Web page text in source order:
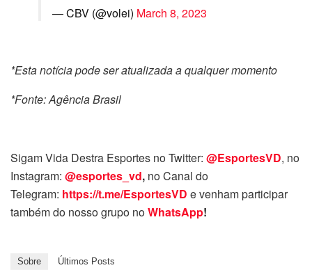
— CBV (@volei) March 8, 2023
*Esta notícia pode ser atualizada a qualquer momento
*Fonte: Agência Brasil
Sigam Vida Destra Esportes no Twitter: @EsportesVD, no
Instagram: @esportes_vd, no Canal do
Telegram: https://t.me/EsportesVD e venham participar
também do nosso grupo noWhatsApp!
Sobre Últimos Posts